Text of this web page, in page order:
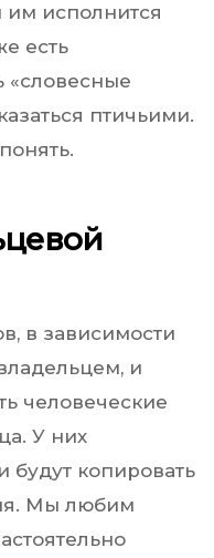
исполнится
есть
«словесные
птичьими.
в зависимости
и
человеческие
У них
будут копировать
Мы любим